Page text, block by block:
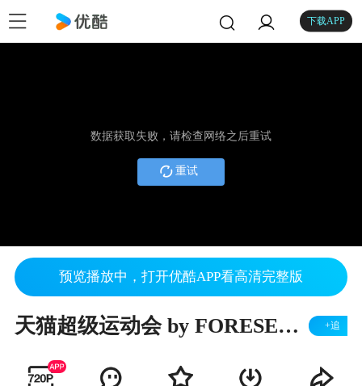
下载APP
数据获取失败，请检查网络之后重试
重试
预览播放中，打开优酷APP看高清完整版
天猫超级运动会 by FORESEE-BREMEN +追